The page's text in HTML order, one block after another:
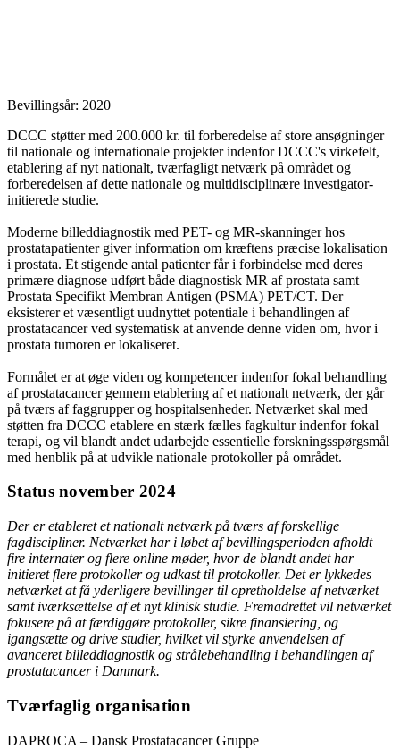
Bevillingsår: 2020
DCCC støtter med 200.000 kr. til forberedelse af store ansøgninger
til nationale og internationale projekter indenfor DCCC's virkefelt,
etablering af nyt nationalt, tværfagligt netværk på området og
forberedelsen af dette nationale og multidisciplinære investigator‐
initierede studie.
Moderne billeddiagnostik med PET- og MR-skanninger hos
prostatapatienter giver information om kræftens præcise lokalisation
i prostata. Et stigende antal patienter får i forbindelse med deres
primære diagnose udført både diagnostisk MR af prostata samt
Prostata Specifikt Membran Antigen (PSMA) PET/CT. Der
eksisterer et væsentligt uudnyttet potentiale i behandlingen af
prostatacancer ved systematisk at anvende denne viden om, hvor i
prostata tumoren er lokaliseret.
Formålet er at øge viden og kompetencer indenfor fokal behandling
af prostatacancer gennem etablering af et nationalt netværk, der går
på tværs af faggrupper og hospitalsenheder. Netværket skal med
støtten fra DCCC etablere en stærk fælles fagkultur indenfor fokal
terapi, og vil blandt andet udarbejde essentielle forskningsspørgsmål
med henblik på at udvikle nationale protokoller på området.
Status november 2024
Der er etableret et nationalt netværk på tværs af forskellige
fagdiscipliner. Netværket har i løbet af bevillingsperioden afholdt
fire internater og flere online møder, hvor de blandt andet har
initieret flere protokoller og udkast til protokoller. Det er lykkedes
netværket at få yderligere bevillinger til opretholdelse af netværket
samt iværksættelse af et nyt klinisk studie. Fremadrettet vil netværket
fokusere på at færdiggøre protokoller, sikre finansiering, og
igangsætte og drive studier, hvilket vil styrke anvendelsen af
avanceret billeddiagnostik og strålebehandling i behandlingen af
prostatacancer i Danmark.
Tværfaglig organisation
DAPROCA – Dansk Prostatacancer Gruppe